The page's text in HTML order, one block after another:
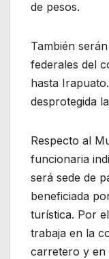
de pesos.
También
federales del
hasta
desprotegida
Respecto al
funcionaria
será sede de
beneficiada
turística. Por
trabaja en la
carretero y en